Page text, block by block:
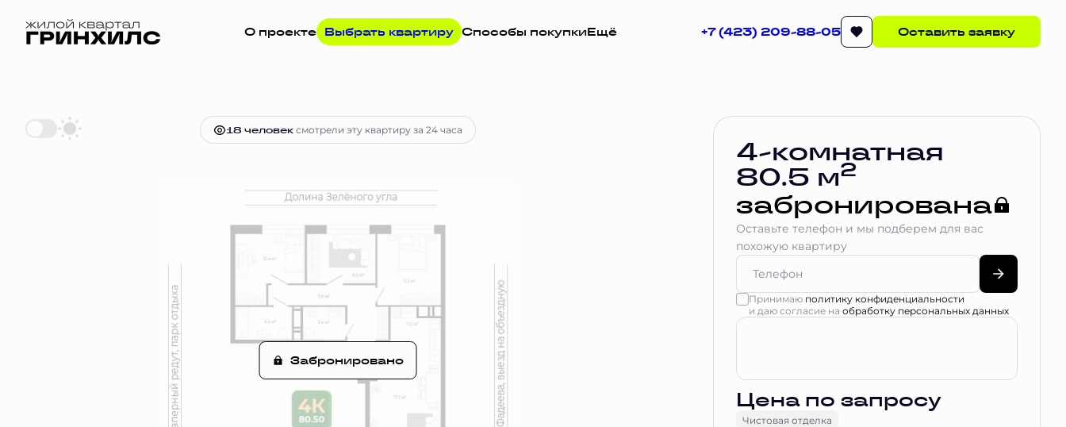
О проекте Выбрать квартиру Способы покупкиЕщё +7 (423) 209-88-05 Оставить заявку
4-комнатная80.5 м Цена по запросу Квартира забронирована
18 человексмотрели эту квартиру за 24 часа
Забронировано
4-комнатная
80.5 м2
забронирована
Оставьте телефон и мы подберем для вас
похожую квартиру
Принимаю политику конфиденциальности
и даю согласие на обработку персональных данных
Цена по запросу
Чистовая отделка